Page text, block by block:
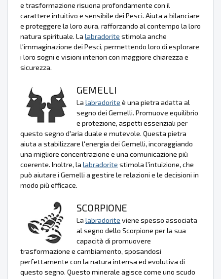
e trasformazione risuona profondamente con il
carattere intuitivo e sensibile dei Pesci. Aiuta a bilanciare
e proteggere la loro aura, rafforzando al contempo la loro
natura spirituale. La labradorite stimola anche
l'immaginazione dei Pesci, permettendo loro di esplorare
i loro sogni e visioni interiori con maggiore chiarezza e
sicurezza.
GEMELLI
La labradorite è una pietra adatta al
segno dei Gemelli. Promuove equilibrio
e protezione, aspetti essenziali per
questo segno d'aria duale e mutevole. Questa pietra
aiuta a stabilizzare l'energia dei Gemelli, incoraggiando
una migliore concentrazione e una comunicazione più
coerente. Inoltre, la labradorite stimola l’intuizione, che
può aiutare i Gemelli a gestire le relazioni e le decisioni in
modo più efficace.
SCORPIONE
La labradorite viene spesso associata
al segno dello Scorpione per la sua
capacità di promuovere
trasformazione e cambiamento, sposandosi
perfettamente con la natura intensa ed evolutiva di
questo segno. Questo minerale agisce come uno scudo